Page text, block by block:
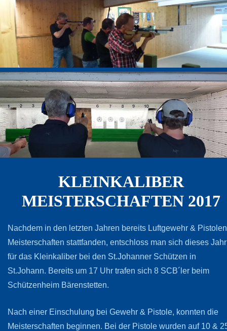
KLEINKALIBER
MEISTERSCHAFTEN 2017
Nachdem in den letzten Jahren bereits Luftgewehr & Pistolen
Meisterschaften stattfanden, entschloss man sich dieses Jahr
für das Kleinkaliber bei den St.Johanner Schützen in
St.Johann. Bereits um 17 Uhr trafen sich 8 SCB´ler beim
Schützenheim Bärenstetten.
Nach einer Einschulung bei Gewehr & Pistole, konnten die
Meisterschaften beginnen. Bei der Pistole wurden auf 10 &